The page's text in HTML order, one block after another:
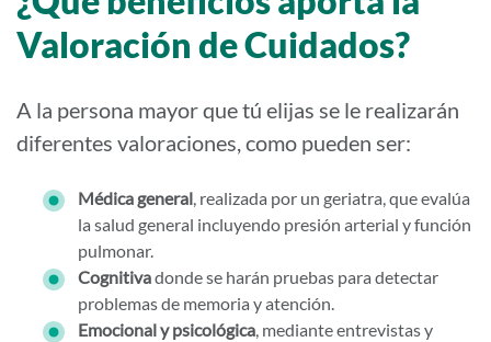
Valoración de Cuidados?
A la persona mayor que tú elijas se le realizarán
diferentes valoraciones, como pueden ser:
Médica general, realizada por un geriatra, que evalúa
la salud general incluyendo presión arterial y función
pulmonar.
Cognitivadonde se harán pruebas para detectar
problemas de memoria y atención.
Emocional y psicológica, mediante entrevistas y